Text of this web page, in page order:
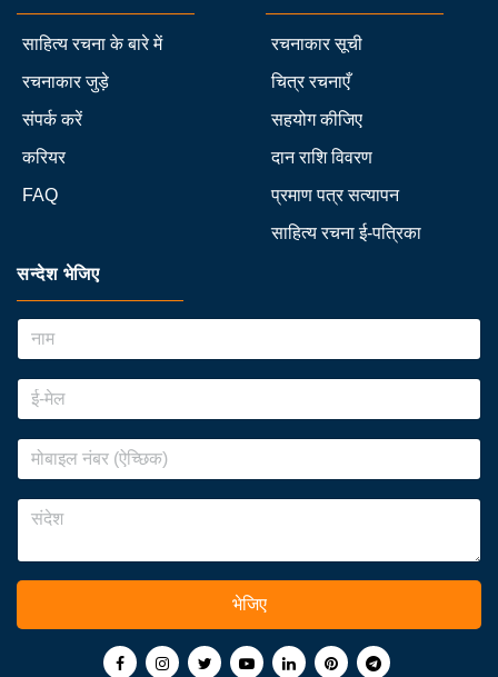
साहित्य रचना के बारे में
रचनाकार जुड़े
संपर्क करें
करियर
FAQ
रचनाकार सूची
चित्र रचनाएँ
सहयोग कीजिए
दान राशि विवरण
प्रमाण पत्र सत्यापन
साहित्य रचना ई-पत्रिका
सन्देश भेजिए
भेजिए